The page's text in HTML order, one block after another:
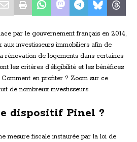
par le gouvernement français en 2014,
aux investisseurs immobiliers afin de
rénovation de logements dans certaines
les critères d’éligibilité et les bénéfices
en profiter ? Zoom sur ce
de nombreux investisseurs.
dispositif Pinel ?
mesure fiscale instaurée par la loi de